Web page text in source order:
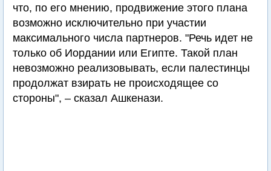
что, по его мнению, продвижение этого плана
возможно исключительно при участии
максимального числа партнеров. "Речь идет не
только об Иордании или Египте. Такой план
невозможно реализовывать, если палестинцы
продолжат взирать не происходящее со
стороны", – сказал Ашкенази.